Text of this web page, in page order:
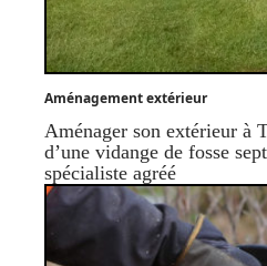
Aménagement extérieur
Aménager son extérieur à
d’une vidange de fosse
spécialiste agréé